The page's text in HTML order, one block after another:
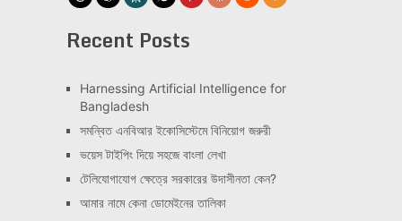
Recent Posts
Har­ness­ing Arti­fi­cial Intel­li­gence for
Bangladesh
সমন্বিত এনবিআর ইকোসিস্টেমে বিনিয়োগ জরুরী
ভয়েস টাইপিং দিয়ে সহজে বাংলা লেখা
টেলিযোগাযোগ ক্ষেত্রে সরকারের উদাসীনতা কেন?
আমার নামে কেনা ডোমেইনের তালিকা